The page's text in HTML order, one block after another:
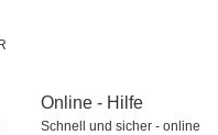
Online - Hilfe
Schnell und sicher - online